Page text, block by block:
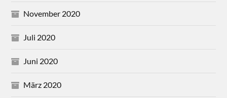
November 2020
Juli 2020
Juni 2020
März 2020